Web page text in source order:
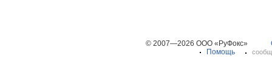
© 2007—2026 ООО «РуФокс»
Помощь